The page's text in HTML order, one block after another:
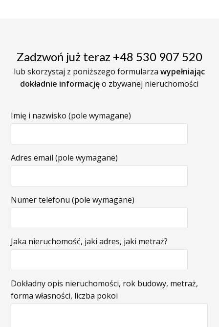
Zadzwoń już teraz +48 530 907 520
lub skorzystaj z poniższego formularzawypełniając
dokładnie informacjęo zbywanej nieruchomości
Imię i nazwisko (pole wymagane)
Adres email (pole wymagane)
Numer telefonu (pole wymagane)
Jaka nieruchomość, jaki adres, jaki metraż?
Dokładny opis nieruchomości, rok budowy, metraż,
forma własności, liczba pokoi